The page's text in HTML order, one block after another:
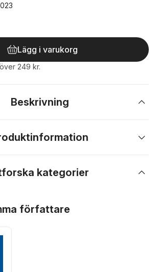
Lägg i varukorg
249 kr.
Beskrivning
kategorier
författare